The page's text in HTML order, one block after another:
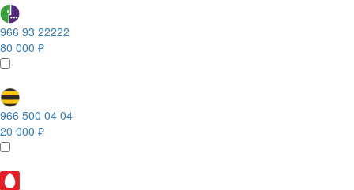
966 93 22222
80 000 ₽
966 500 04 04
20 000 ₽